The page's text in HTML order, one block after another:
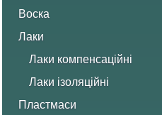
Воска
Лаки
Лаки компенсаційні
Лаки ізоляційні
Пластмаси